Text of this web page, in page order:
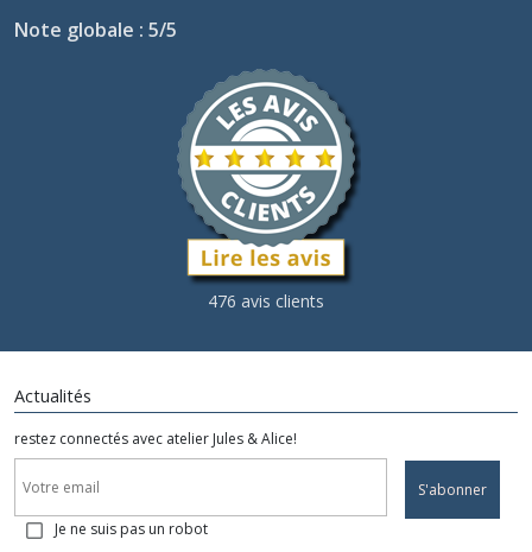
Note globale : 5/5
476 avis clients
Actualités
restez connectés avec atelier Jules & Alice!
S'abonner
Je ne suis pas un robot